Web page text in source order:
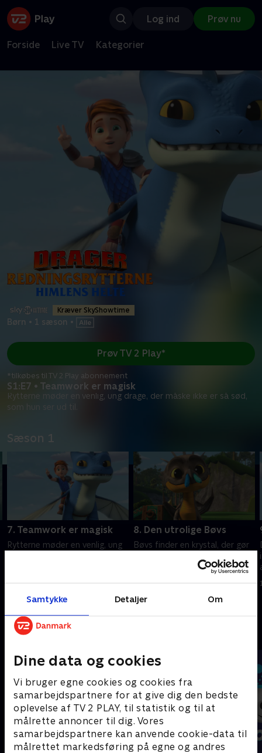
Samtykke Detaljer Om
Dine data og cookies
Vi bruger egne cookies og cookies fra
samarbejdspartnere for at give dig den bedste
oplevelse af TV 2 PLAY, til statistik og til at
målrette annoncer til dig. Vores
samarbejdspartnere kan anvende cookie-data til
målrettet markedsføring på egne og andres
Log ind Prøv nu
Forside Live TV Kategorier
Kræver SkyShowtime
Børn • 1 sæson •
S1:E7 • Teamwork er magisk
Rytterne møder en venlig, ung drage, der måske ikke er så sød,
som hun ser ud til.
Prøv TV 2 Play*
*tilkøbes til TV 2 Play abonnement
Sæson 1
7. Teamwork er magisk
Rytterne møder en venlig, ung
1. november 2025 • 22 min
8. Den utrolige Bøvs
Bøvs finder en krystal, der gør
redningsrytterne.
1. november 2025 • 22 min
Andre så også